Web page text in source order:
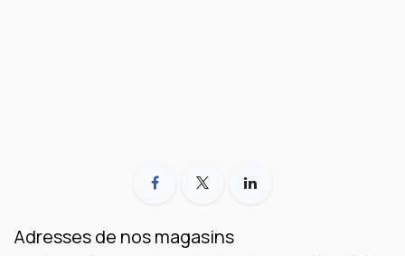
Adresses de nos magasins